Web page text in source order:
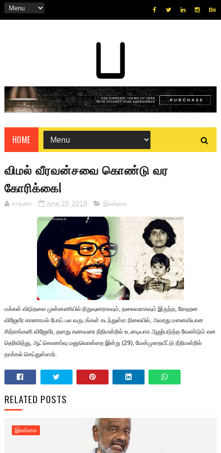
HOME
விமல் வீரவன்சவை கொண்டு வர
கோரிக்கை!
சாதனா June 29, 2018 இலங்கை
மக்கள் விடுதலை முன்னணியில் நிறுவுனராகவும், தலைவராகவும் இருந்த, ரோஹன
விஜேவீர காணாமல் போய் பல வருடங்கள் கடந்துள்ள நிலையில், அவரது மனைவியான
சித்ராங்கனி விஜேவீர, தனது கணவரை நீதிமன்றில் உடனடியாக ஆஜர்படுத்த வேண்டும் என
தெரிவித்து, ஆட்கொணர்வு மனுவொன்றை இன்று (29), மேன்முறையீட்டு நீதிமன்றில்
தாக்கல் செய்துள்ளார்.
RELATED POSTS
இலங்கை